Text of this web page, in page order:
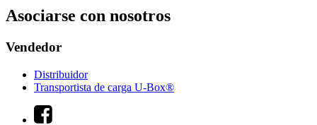
Asociarse con nosotros
Vendedor
Distribuidor
Transportista de carga U-Box®